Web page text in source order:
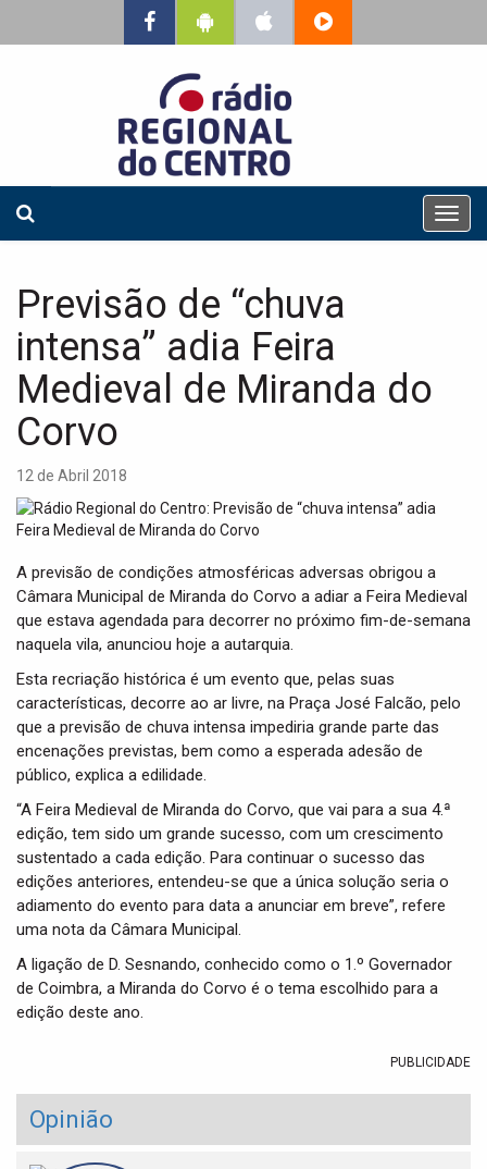
T
o
Previsão de “chuva
intensa” adia Feira
Medieval de Miranda do
Corvo
12 de Abril 2018
A previsão de condições atmosféricas adversas obrigou a
Câmara Municipal de Miranda do Corvo a adiar a Feira Medieval
que estava agendada para decorrer no próximo fim-de-semana
naquela vila, anunciou hoje a autarquia.
Esta recriação histórica é um evento que, pelas suas
características, decorre ao ar livre, na Praça José Falcão, pelo
que a previsão de chuva intensa impediria grande parte das
encenações previstas, bem como a esperada adesão de
público, explica a edilidade.
“A Feira Medieval de Miranda do Corvo, que vai para a sua 4.ª
edição, tem sido um grande sucesso, com um crescimento
sustentado a cada edição. Para continuar o sucesso das
edições anteriores, entendeu-se que a única solução seria o
adiamento do evento para data a anunciar em breve”, refere
uma nota da Câmara Municipal.
A ligação de D. Sesnando, conhecido como o 1.º Governador
de Coimbra, a Miranda do Corvo é o tema escolhido para a
edição deste ano.
PUBLICIDADE
Opinião